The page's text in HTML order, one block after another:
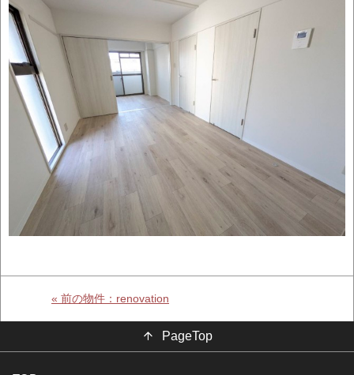
« 前の物件：renovation
PageTop